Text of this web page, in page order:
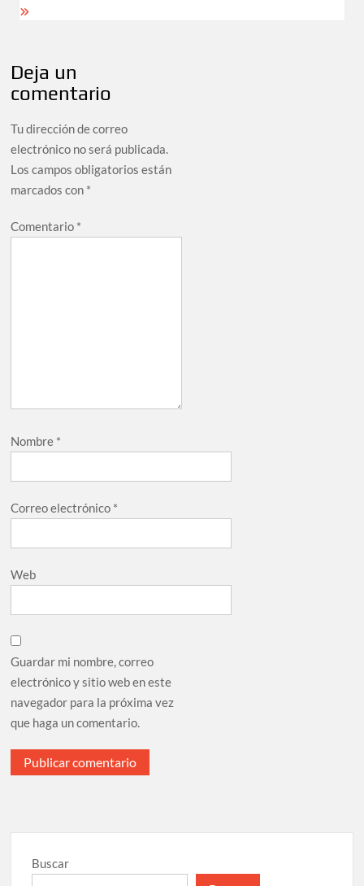
Deja un
comentario
Tu dirección de correo
electrónico no será publicada.
Los campos obligatorios están
marcados con *
Comentario *
Nombre *
Correo electrónico *
Web
Guardar mi nombre, correo
electrónico y sitio web en este
navegador para la próxima vez
que haga un comentario.
Buscar